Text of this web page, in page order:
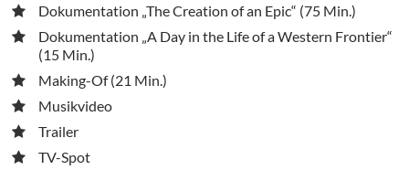
Dokumentation „The Creation of an Epic“ (75 Min.)
Dokumentation „A Day in the Life of a Western Frontier“
(15 Min.)
Making-Of (21 Min.)
Musikvideo
Trailer
TV-Spot